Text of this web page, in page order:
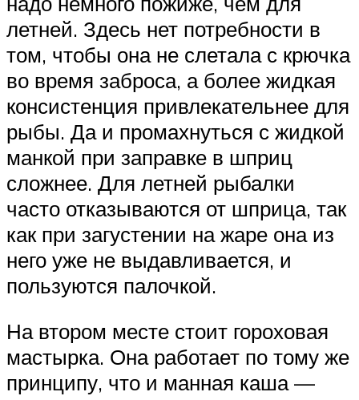
летней. Здесь нет потребности в
том, чтобы она не слетала с крючка
во время заброса, а более жидкая
консистенция привлекательнее для
рыбы. Да и промахнуться с жидкой
манкой при заправке в шприц
сложнее. Для летней рыбалки
часто отказываются от шприца, так
как при загустении на жаре она из
него уже не выдавливается, и
пользуются палочкой.
На втором месте стоит гороховая
мастырка. Она работает по тому же
принципу, что и манная каша —